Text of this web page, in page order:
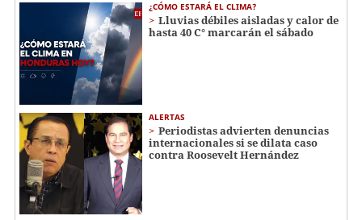
¿CÓMO ESTARÁ EL CLIMA?
Lluvias débiles aisladas y calor de
hasta 40 C° marcarán el sábado
ALERTAS
Periodistas advierten denuncias
internacionales si se dilata caso
contra Roosevelt Hernández